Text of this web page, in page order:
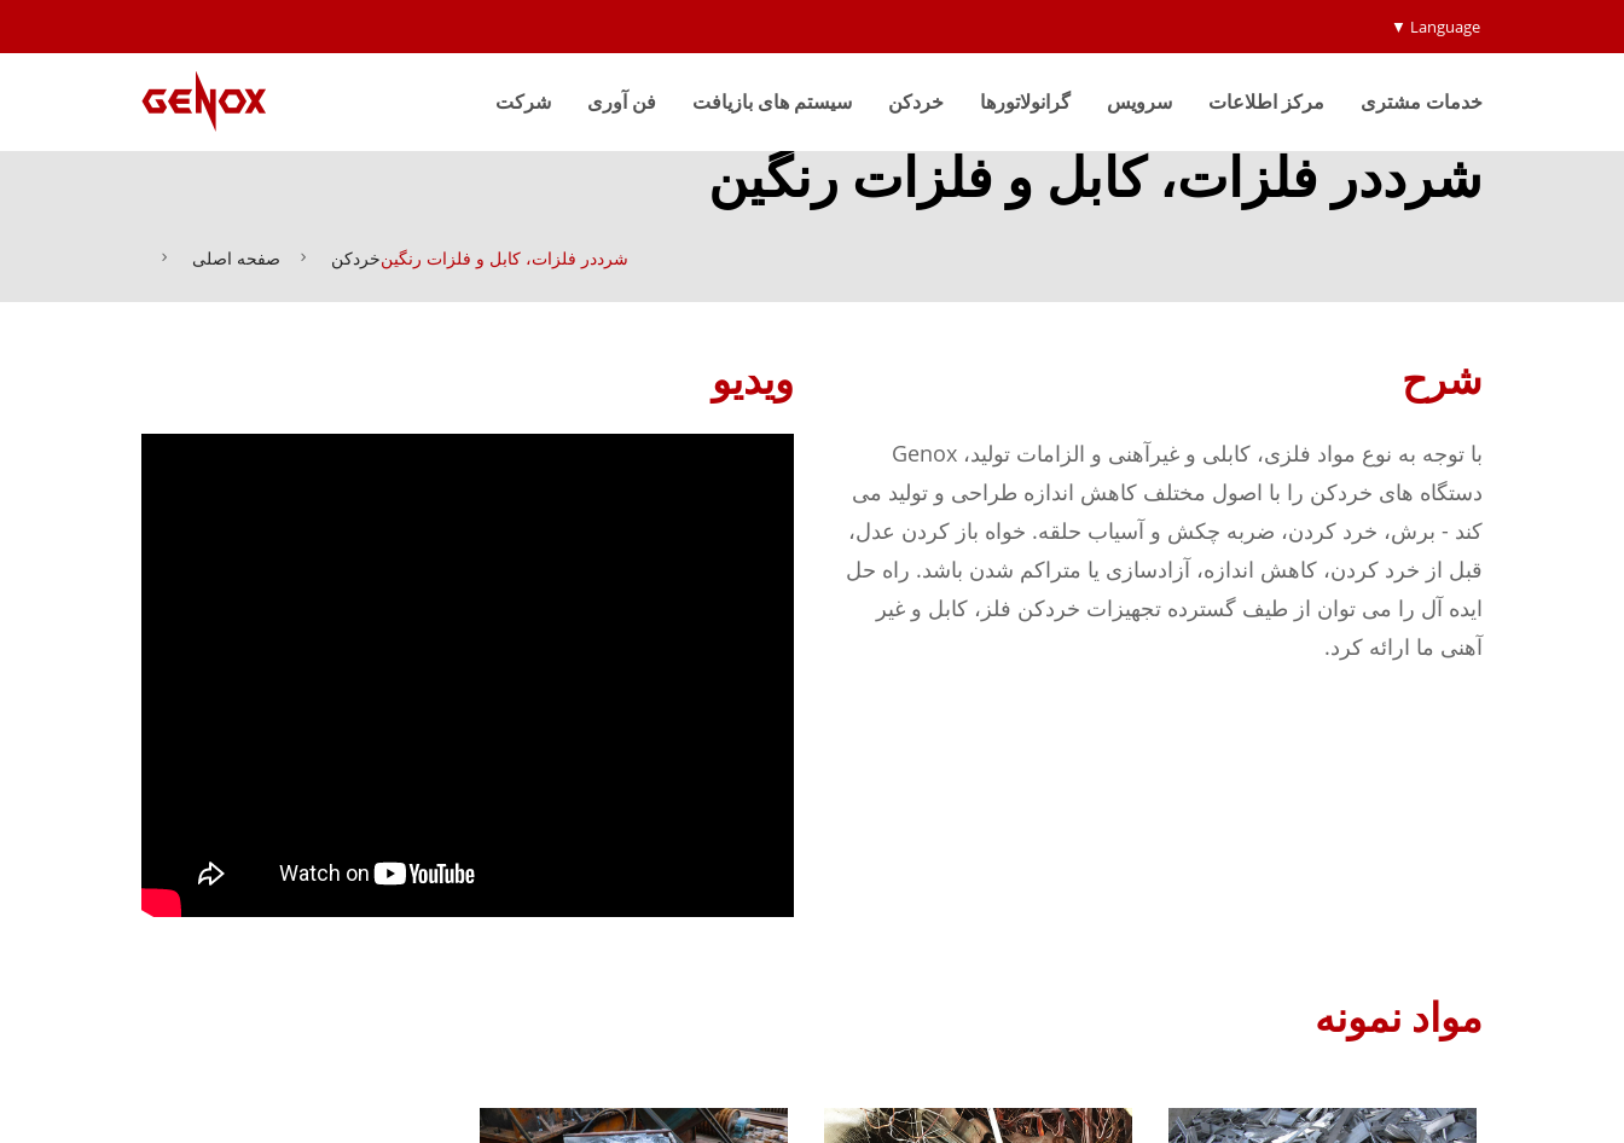
Language ▼
شرکت فن آوری سیستم های بازیافت خردکن گرانولاتورها سرویس مرکز اطلاعات خدمات مشتری
شرددر فلزات، کابل و فلزات رنگین
صفحه اصلی خردکنشرددر فلزات، کابل و فلزات رنگین
ویدیو شرح
با توجه به نوع مواد فلزی، کابلی و غیرآهنی و الزامات تولید، Genox
دستگاه های خردکن را با اصول مختلف کاهش اندازه طراحی و تولید می
کند - برش، خرد کردن، ضربه چکش و آسیاب حلقه. خواه باز کردن عدل،
قبل از خرد کردن، کاهش اندازه، آزادسازی یا متراکم شدن باشد. راه حل
ایده آل را می توان از طیف گسترده تجهیزات خردکن فلز، کابل و غیر
آهنی ما ارائه کرد.
مواد نمونه